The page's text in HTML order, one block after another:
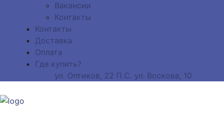
Вакансии
Контакты
Контакты
Доставка
Оплата
Где купить?
ул. Оптиков, 22 П.С. ул. Воскова, 10